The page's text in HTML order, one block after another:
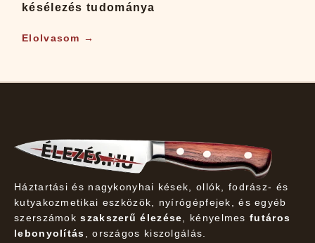
késélezés tudománya
Elolvasom →
Háztartási és nagykonyhai kések, ollók, fodrász- és
kutyakozmetikai eszközök, nyírógépfejek, és egyéb
szerszámokszakszerű élezése , kényelmesfutáros
lebonyolítás
, országos kiszolgálás.